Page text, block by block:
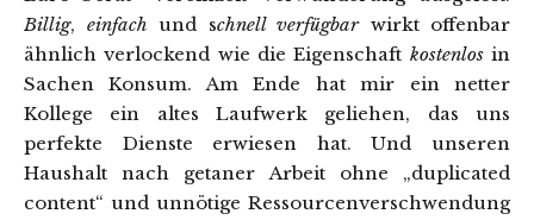
Billig, einfach und schnell verfügbarwirkt offenbar
ähnlich verlockend wie die Eigenschaft kostenlosin
Sachen Konsum. Am Ende hat mir ein netter
Kollege ein altes Laufwerk geliehen, das uns
perfekte Dienste erwiesen hat. Und unseren
Haushalt nach getaner Arbeit ohne „duplicated
content“ und unnötige Ressourcenverschwendung